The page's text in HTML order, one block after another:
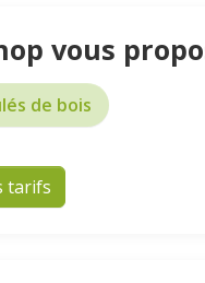
vous
de bois
tarifs